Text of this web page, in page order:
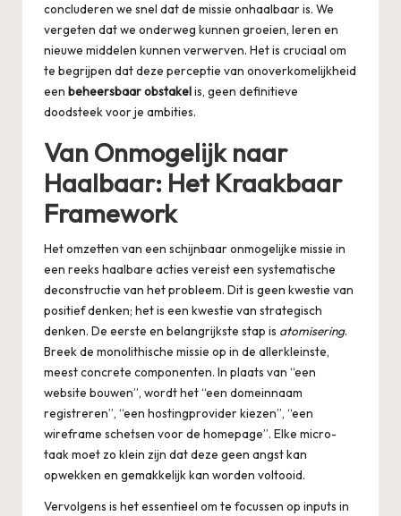
concluderen we snel dat de missie onhaalbaar is. We
vergeten dat we onderweg kunnen groeien, leren en
nieuwe middelen kunnen verwerven. Het is cruciaal om
te begrijpen dat deze perceptie van onoverkomelijkheid
een beheersbaar obstakelis, geen definitieve
doodsteek voor je ambities.
Van Onmogelijk naar
Haalbaar: Het Kraakbaar
Framework
Het omzetten van een schijnbaar onmogelijke missie in
een reeks haalbare acties vereist een systematische
deconstructie van het probleem. Dit is geen kwestie van
positief denken; het is een kwestie van strategisch
denken. De eerste en belangrijkste stap is atomisering.
Breek de monolithische missie op in de allerkleinste,
meest concrete componenten. In plaats van “een
website bouwen”, wordt het “een domeinnaam
registreren”, “een hostingprovider kiezen”, “een
wireframe schetsen voor de homepage”. Elke micro-
taak moet zo klein zijn dat deze geen angst kan
opwekken en gemakkelijk kan worden voltooid.
Vervolgens is het essentieel om te focussen op inputs in